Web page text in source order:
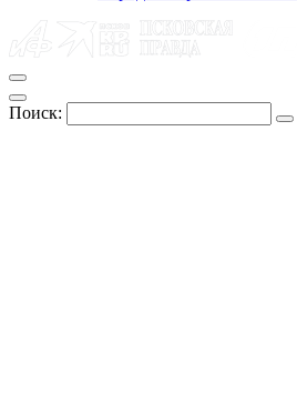
Поиск: